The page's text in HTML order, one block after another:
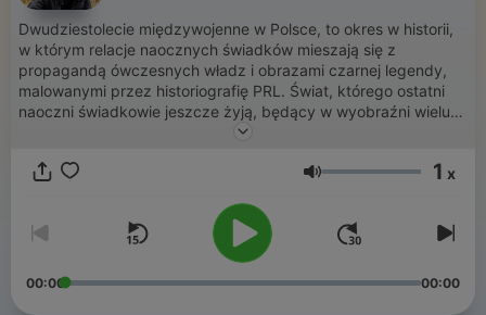
Dwudziestolecie międzywojenne w Polsce, to okres w historii,
w którym relacje naocznych świadków mieszają się z
propagandą ówczesnych władz i obrazami czarnej legendy,
malowanymi przez historiografię PRL. Świat, którego ostatni
naoczni świadkowie jeszcze żyją, będący w wyobraźni wielu
mitycznym i najpiękniejszym, bo wykreowanym po latach
zaprzepaszczonych szans i porażek. O tym, czy był to jak w
„zaczarowany bajek świat”, czy też autorytarnych rządów,
które wyniosłe do władzy hasła walki z korupcją, po to by po
swojemu i dla swoich urządzić Polskę.
Głośność 1 x
00:00 00:00